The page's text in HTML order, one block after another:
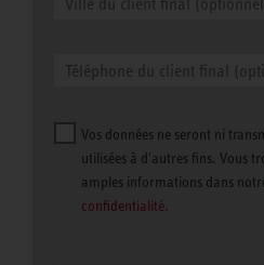
Vos données ne seront ni
utilisées à d'autres fins. Vous
amples informations dans
confidentialité.